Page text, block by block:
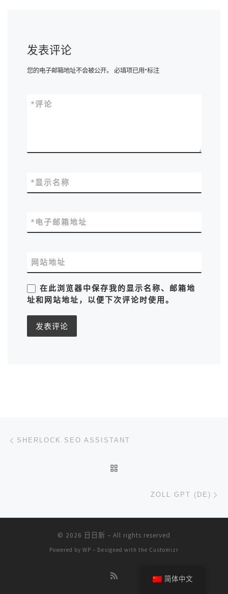
发表评论
您的电子邮箱地址不会被公开。 必填项已用*标注
评论
*
显示名称
*
电子邮箱地址
*
网站地址
在此浏览器中保存我的显示名称、邮箱地
址和网站地址，以便下次评论时使用。
文章导航
SHERLOCK SEO ASSISTANT
ZOLL GPT (DE)
© 2026 日日新 – All rights reserved
Powered by WP – Designed with the Customizr
简体中文